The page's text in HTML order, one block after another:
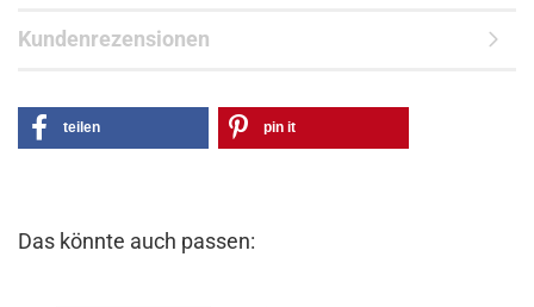
Kundenrezensionen
teilen pin it
Das könnte auch passen: